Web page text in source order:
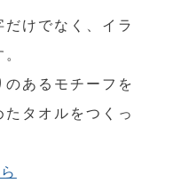
けでなく、イラ
あるモチーフを
タオルをつくっ